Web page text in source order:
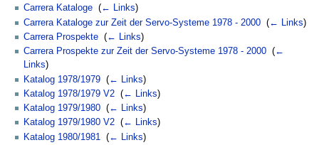
Carrera Kataloge (← Links)
Carrera Kataloge zur Zeit der Servo-Systeme 1978 - 2000 (← Links)
Carrera Prospekte (← Links)
Carrera Prospekte zur Zeit der Servo-Systeme 1978 - 2000 (←
Links)
Katalog 1978/1979 (← Links)
Katalog 1978/1979 V2 (← Links)
Katalog 1979/1980 (← Links)
Katalog 1979/1980 V2 (← Links)
Katalog 1980/1981
(← Links)